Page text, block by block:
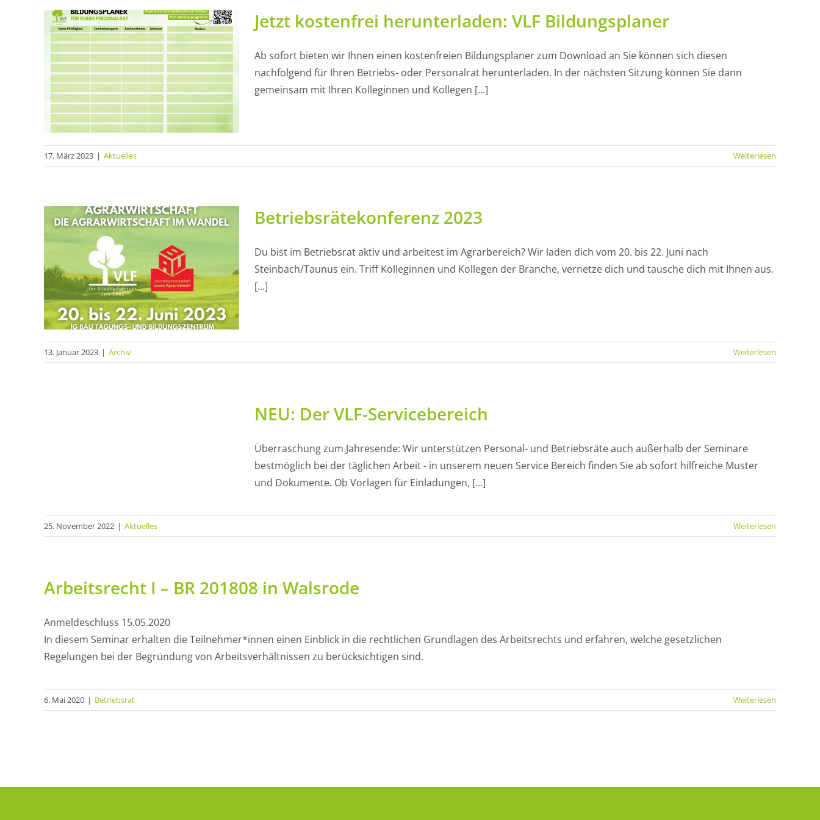
Jetzt kostenfrei herunterladen: VLF Bildungsplaner
Ab sofort bieten wir Ihnen einen kostenfreien Bildungsplaner zum Download an Sie können sich diesen
nachfolgend für Ihren Betriebs- oder Personalrat herunterladen. In der nächsten Sitzung können Sie dann
gemeinsam mit Ihren Kolleginnen und Kollegen [...]
17. März 2023 | Aktuelles Weiterlesen
Betriebsrätekonferenz 2023
Du bist im Betriebsrat aktiv und arbeitest im Agrarbereich? Wir laden dich vom 20. bis 22. Juni nach
Steinbach/Taunus ein. Triff Kolleginnen und Kollegen der Branche, vernetze dich und tausche dich mit Ihnen aus.
[...]
13. Januar 2023 | Archiv Weiterlesen
NEU: Der VLF-Servicebereich
Überraschung zum Jahresende: Wir unterstützen Personal- und Betriebsräte auch außerhalb der Seminare
bestmöglich bei der täglichen Arbeit - in unserem neuen Service Bereich finden Sie ab sofort hilfreiche Muster
und Dokumente. Ob Vorlagen für Einladungen, [...]
25. November 2022 | Aktuelles Weiterlesen
Arbeitsrecht I – BR 201808 in Walsrode
Anmeldeschluss 15.05.2020
In diesem Seminar erhalten die Teilnehmer*innen einen Einblick in die rechtlichen Grundlagen des Arbeitsrechts und erfahren, welche gesetzlichen
Regelungen bei der Begründung von Arbeitsverhältnissen zu berücksichtigen sind.
6. Mai 2020 | Betriebsrat Weiterlesen